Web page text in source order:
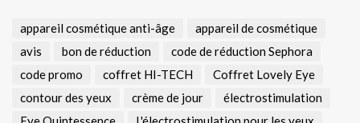
appareil cosmétique anti-âge
appareil de cosmétique
avis
bon de réduction
code de réduction Sephora
code promo
coffret HI-TECH
Coffret Lovely Eye
contour des yeux
crème de jour
électrostimulation